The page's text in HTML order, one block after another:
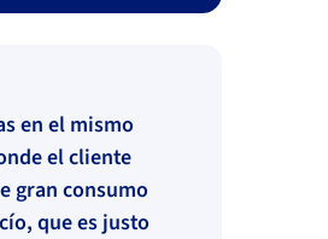
en el mismo
el cliente
gran consumo
que es justo